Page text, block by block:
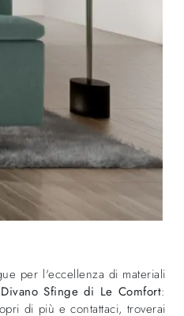
per l'eccellenza di materiali
Divano Sfinge di Le Comfort:
di più e contattaci, troverai